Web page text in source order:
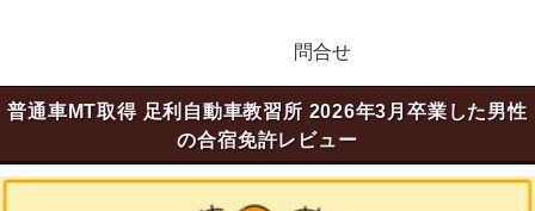
問合せ
普通車MT取得 足利自動車教習所 2026年3月卒業した男性
の合宿免許レビュー